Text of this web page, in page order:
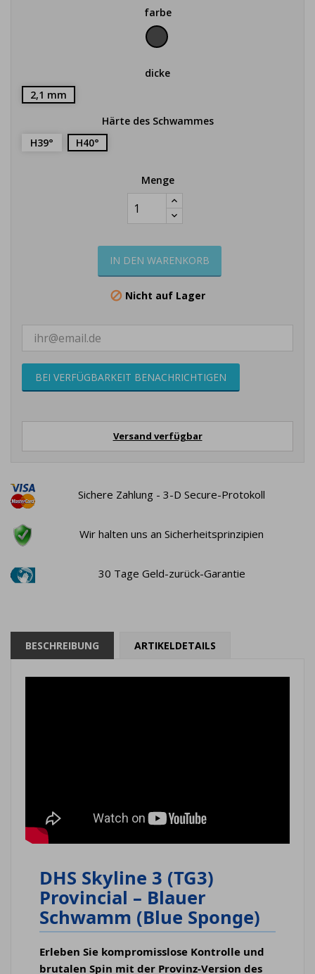
farbe
schwarz
dicke
2,1 mm
Härte des Schwammes
H39°
H40°
Menge
IN DEN WARENKORB
 Nicht auf Lager
BEI VERFÜGBARKEIT BENACHRICHTIGEN
Versand verfügbar
Sichere Zahlung - 3-D Secure-Protokoll
Wir halten uns an Sicherheitsprinzipien
30 Tage Geld-zurück-Garantie
BESCHREIBUNG ARTIKELDETAILS
DHS Skyline 3 (TG3)
Provincial – Blauer
Schwamm (Blue Sponge)
Erleben Sie kompromisslose Kontrolle und
brutalen Spin mit der Provinz-Version des